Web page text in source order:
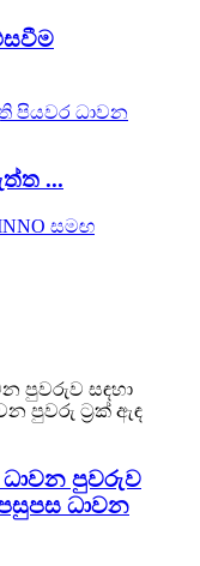
...
ධාවන පුවරුව
ධාවන